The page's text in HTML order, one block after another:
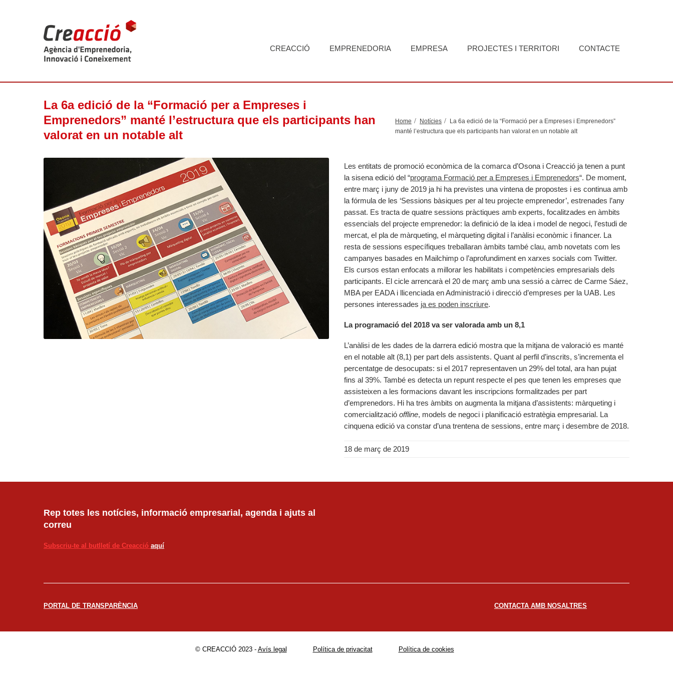
CREACCIÓ EMPRENEDORIA EMPRESA PROJECTES I TERRITORI CONTACTE
La 6a edició de la “Formació per a Empreses i
Emprenedors” manté l’estructura que els participants han
valorat en un notable alt
Home Notícies
La 6a edició de la “Formació per a Empreses i Emprenedors”
manté l’estructura que els participants han valorat en un notable alt
Les entitats de promoció econòmica de la comarca d’Osona i Creacció ja tenen a punt
la sisena edició del “programa Formació per a Empreses i Emprenedors“. De moment,
entre març i juny de 2019 ja hi ha previstes una vintena de propostes i es continua amb
la fórmula de les ‘Sessions bàsiques per al teu projecte emprenedor’, estrenades l’any
passat. Es tracta de quatre sessions pràctiques amb experts, focalitzades en àmbits
essencials del projecte emprenedor: la definició de la idea i model de negoci, l’estudi de
mercat, el pla de màrqueting, el màrqueting digital i l’anàlisi econòmic i financer. La
resta de sessions específiques treballaran àmbits també clau, amb novetats com les
campanyes basades en Mailchimp o l’aprofundiment en xarxes socials com Twitter.
Els cursos estan enfocats a millorar les habilitats i competències empresarials dels
participants. El cicle arrencarà el 20 de març amb una sessió a càrrec de Carme Sáez,
MBA per EADA i llicenciada en Administració i direcció d’empreses per la UAB. Les
persones interessades ja es poden inscriure.
La programació del 2018 va ser valorada amb un 8,1
L’anàlisi de les dades de la darrera edició mostra que la mitjana de valoració es manté
en el notable alt (8,1) per part dels assistents. Quant al perfil d’inscrits, s’incrementa el
percentatge de desocupats: si el 2017 representaven un 29% del total, ara han pujat
fins al 39%. També es detecta un repunt respecte el pes que tenen les empreses que
assisteixen a les formacions davant les inscripcions formalitzades per part
d’emprenedors. Hi ha tres àmbits on augmenta la mitjana d’assistents: màrqueting i
comercialització offline, models de negoci i planificació estratègia empresarial. La
cinquena edició va constar d’una trentena de sessions, entre març i desembre de 2018.
18 de març de 2019
Rep totes les notícies, informació empresarial, agenda i ajuts al
correu
Subscriu-te al butlletí de Creacció aquí
PORTAL DE TRANSPARÈNCIA CONTACTA AMB NOSALTRES
© CREACCIÓ 2023 - Avís legal Política de privacitat Política de cookies